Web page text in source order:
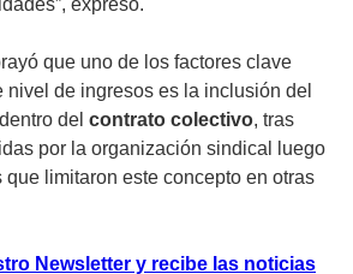
que uno de los factores clave
nivel de ingresos es la inclusión del
dentro del contrato colectivo, tras
por la organización sindical luego
limitaron este concepto en otras
Newsletter y recibe las noticias